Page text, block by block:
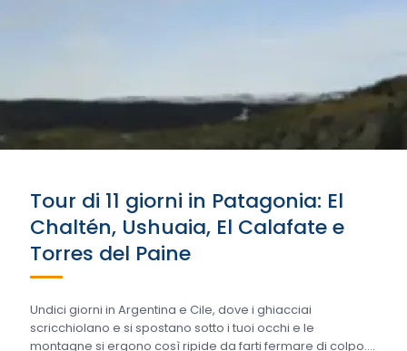
Tour di 11 giorni in Patagonia: El
Chaltén, Ushuaia, El Calafate e
Torres del Paine
Undici giorni in Argentina e Cile, dove i ghiacciai
scricchiolano e si spostano sotto i tuoi occhi e le
montagne si ergono così ripide da farti fermare di colpo….